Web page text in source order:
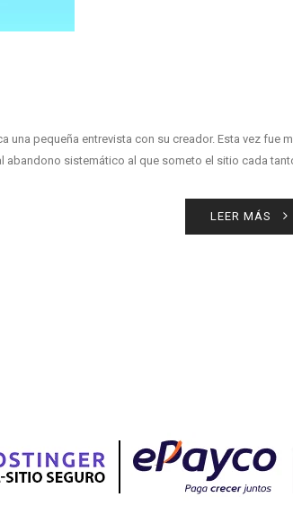
pequeña entrevista con su creador. Esta vez fue
abandono sistemático al que someto el sitio cada
LEER MÁS